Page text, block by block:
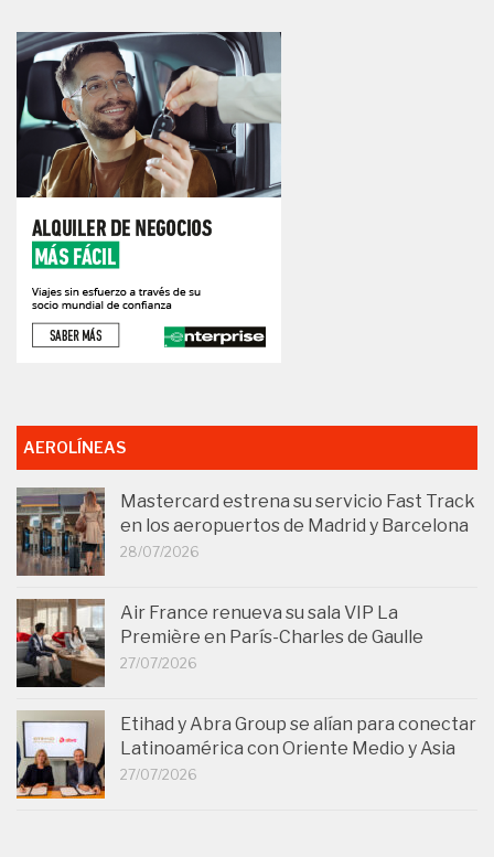
AEROLÍNEAS
Mastercard estrena su servicio Fast Track
en los aeropuertos de Madrid y Barcelona
28/07/2026
Air France renueva su sala VIP La
Première en París-Charles de Gaulle
27/07/2026
Etihad y Abra Group se alían para conectar
Latinoamérica con Oriente Medio y Asia
27/07/2026